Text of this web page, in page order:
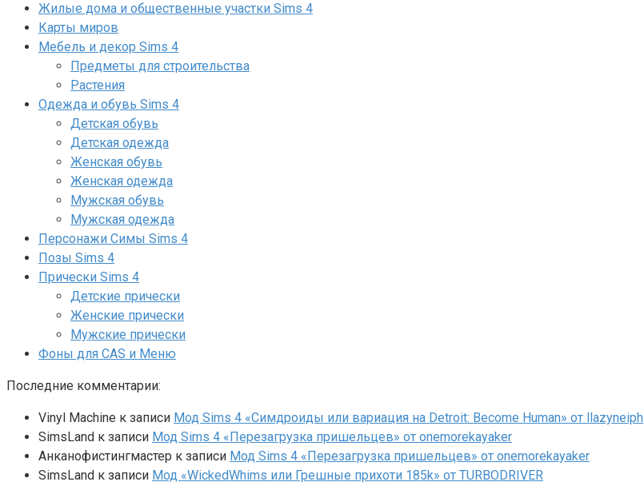
Жилые дома и общественные участки Sims 4
Карты миров
Мебель и декор Sims 4
Предметы для строительства
Растения
Одежда и обувь Sims 4
Детская обувь
Детская одежда
Женская обувь
Женская одежда
Мужская обувь
Мужская одежда
Персонажи Симы Sims 4
Позы Sims 4
Прически Sims 4
Детские прически
Женские прически
Мужские прически
Фоны для CAS и Меню
Последние комментарии:
Vinyl Machine к записи Мод Sims 4 «Симдроиды или вариация на Detroit: Become Human» от llazyneiph
SimsLand к записи Мод Sims 4 «Перезагрузка пришельцев» от onemorekayaker
Анканофистингмастер к записи Мод Sims 4 «Перезагрузка пришельцев» от onemorekayaker
SimsLand к записи Мод «WickedWhims или Грешные прихоти 185k» от TURBODRIVER